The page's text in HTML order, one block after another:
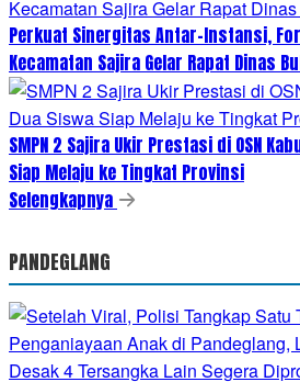
Perkuat Sinergitas Antar-Instansi,
Kecamatan Sajira Gelar Rapat Dinas
SMPN 2 Sajira Ukir Prestasi di OSN
Siap Melaju ke Tingkat Provinsi
Selengkapnya
PANDEGLANG